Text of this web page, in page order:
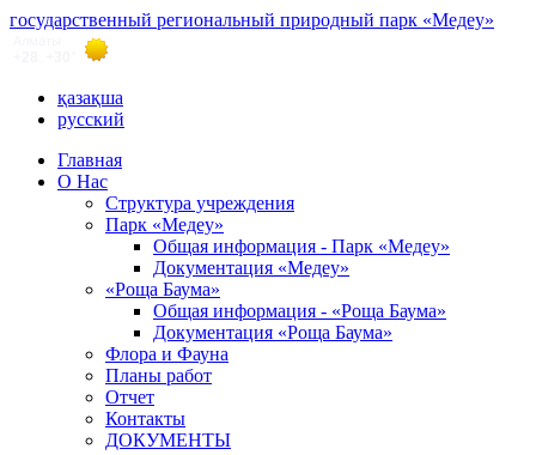
государственный региональный природный парк «Медеу»
қазақша
русский
Главная
О Нас
Структура учреждения
Парк «Медеу»
Общая информация - Парк «Медеу»
Документация «Медеу»
«Роща Баума»
Общая информация - «Роща Баума»
Документация «Роща Баума»
Флора и Фауна
Планы работ
Отчет
Контакты
ДОКУМЕНТЫ